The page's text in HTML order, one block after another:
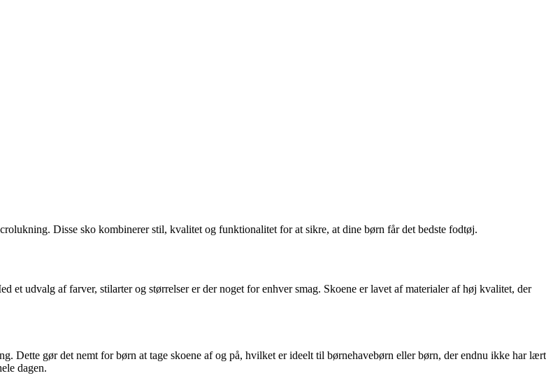
Disse sko kombinerer stil, kvalitet og funktionalitet for at sikre, at dine børn får det bedste fodtøj.
et udvalg af farver, stilarter og størrelser er der noget for enhver smag. Skoene er lavet af materialer af høj kvalitet, der
Dette gør det nemt for børn at tage skoene af og på, hvilket er ideelt til børnehavebørn eller børn, der endnu ikke har lært
dagen.